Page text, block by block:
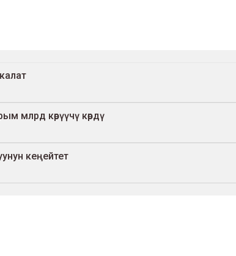
млрд көрүүчү көрдү
кеңейтет